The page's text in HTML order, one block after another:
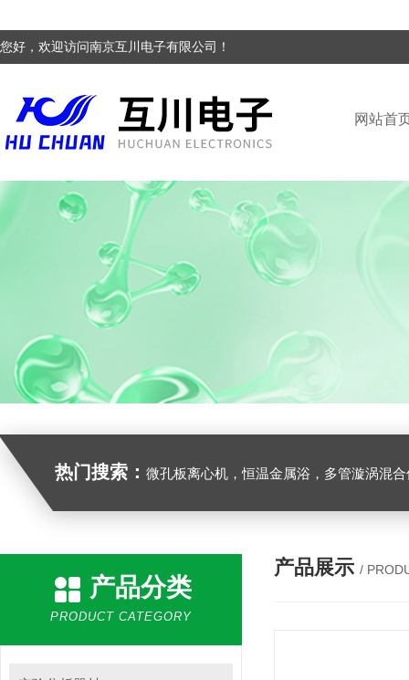
您好，欢迎访问南京互川电子有限公司！
网站首
热门搜索： 微孔板离心机，恒温金属浴，多管漩涡混合仪，梅毒旋转仪,红外线灭菌器，微孔板恒温振荡器，恒温混匀仪，水平摇床，牛奶抗生素恒
产品分类
PRODUCT CATEGORY
产品展示 /